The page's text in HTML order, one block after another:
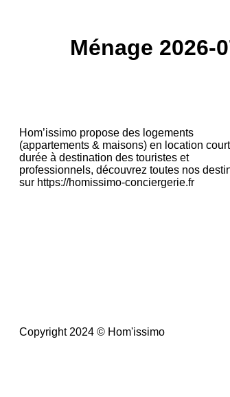
Ménage 2026-
Hom’issimo propose des logements
(appartements & maisons) en location
durée à destination des touristes et
professionnels, découvrez toutes nos
sur https://homissimo-conciergerie.fr
Copyright 2024 © Hom'issimo